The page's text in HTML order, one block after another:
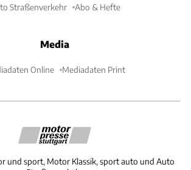
Straßenverkehr Abo & Hefte
Media
Online Mediadaten Print
und sport, Motor Klassik, sport auto und Auto